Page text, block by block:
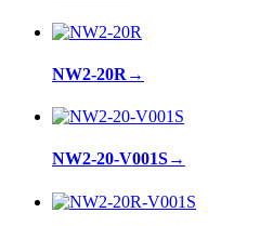
NW2-20R →
NW2-20-V001S→